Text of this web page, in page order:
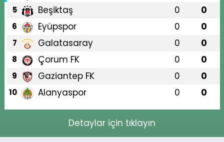
5 Beşiktaş 0 0
6 Eyüpspor 0 0
7 Galatasaray 0 0
8 Çorum FK 0 0
9 Gaziantep FK 0 0
10 Alanyaspor 0 0
Detaylar için tıklayın